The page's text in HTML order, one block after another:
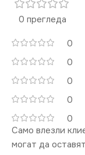
0 прегледа
0
0
0
0
0
Само влезли
могат да